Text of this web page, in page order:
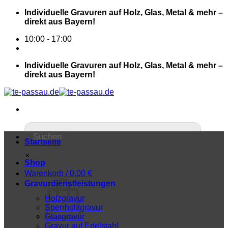
Individuelle Gravuren auf Holz, Glas, Metal & mehr –
direkt aus Bayern!
10:00 - 17:00
Individuelle Gravuren auf Holz, Glas, Metal & mehr –
direkt aus Bayern!
×
Warenkorb /0,00 €
Startseite
Shop
Gravurdienstleistungen
Holzgravur
Sperrholzgravur
Glasgravur
Gravur auf Edelstahl